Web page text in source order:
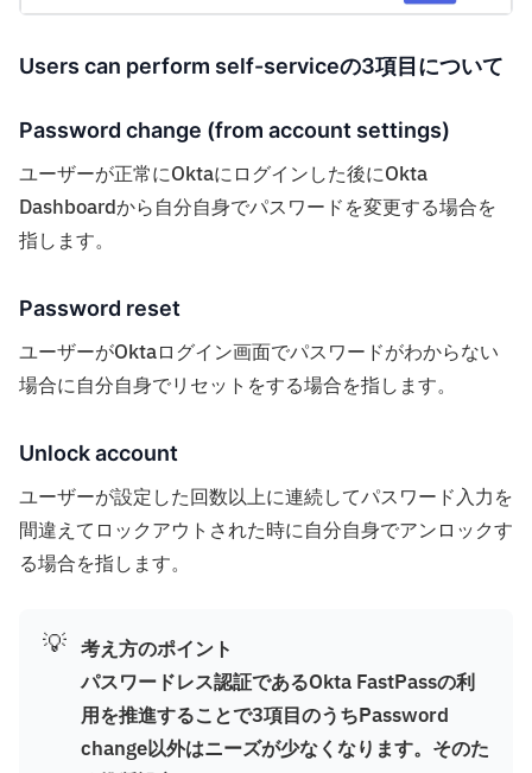
Users can perform self-serviceの3項目について
Password change (from account settings)
ユーザーが正常にOktaにログインした後にOkta
Dashboardから自分自身でパスワードを変更する場合を
指します。
Password reset
ユーザーがOktaログイン画面でパスワードがわからない
場合に自分自身でリセットをする場合を指します。
Unlock account
ユーザーが設定した回数以上に連続してパスワード入力を
間違えてロックアウトされた時に自分自身でアンロックす
る場合を指します。
💡 考え方のポイント
パスワードレス認証であるOkta FastPassの利
用を推進することで3項目のうちPassword
change以外はニーズが少なくなります。そのた